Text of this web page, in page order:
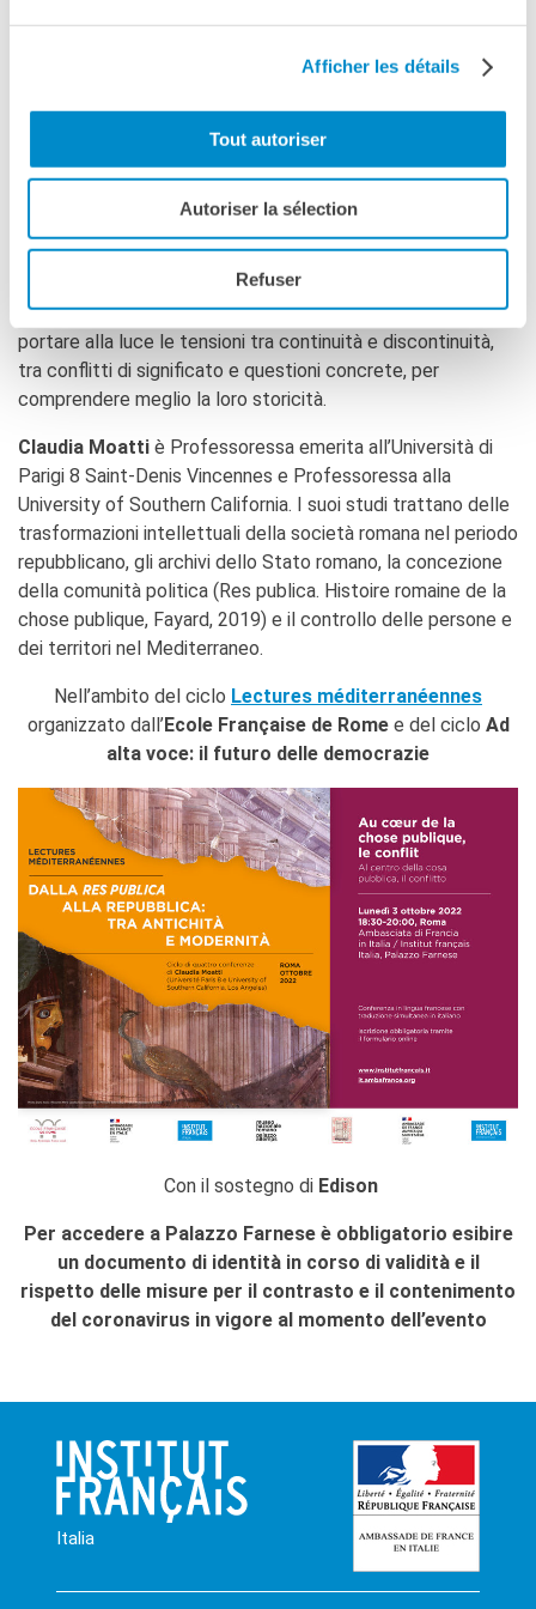
Afficher les détails
Tout autoriser
Autoriser la sélection
Refuser
delle cose che i cittadini hanno in comune e sulle quali
discutono o sono in conflitto. Si impone così una visione
orizzontale degli affari pubblici, in quanto risultato delle
interazioni tra i cittadini. Tuttavia, a partire dal II secolo a.C.,
questa concezione è stata messa in discussione e poi
superata da una visione verticale e sovraordinata della
sfera pubblica, posta al di sopra dei cittadini. Questa nuova
giuristi del Medioevo. Emergono così due concezioni, una di
tumulto e pluralità, l’altra di ordine e unità, di cui vedremo
l’immenso significato storico e teorico. Si tratterà quindi di
portare alla luce le tensioni tra continuità e discontinuità,
tra conflitti di significato e questioni concrete, per
comprendere meglio la loro storicità.
Claudia Moatti è Professoressa emerita all’Università di
Parigi 8 Saint-Denis Vincennes e Professoressa alla
University of Southern California. I suoi studi trattano delle
trasformazioni intellettuali della società romana nel periodo
repubblicano, gli archivi dello Stato romano, la concezione
della comunità politica (Res publica. Histoire romaine de la
chose publique, Fayard, 2019) e il controllo delle persone e
dei territori nel Mediterraneo.
Nell’ambito del ciclo Lectures méditerranéennes
organizzato dall’Ecole Française de Romee del ciclo Ad
alta voce: il futuro delle democrazie
Con il sostegno di Edison
Per accedere a Palazzo Farnese è obbligatorio esibire
un documento di identità in corso di validità e il
rispetto delle misure per il contrasto e il contenimento
del coronavirus in vigore al momento dell’evento
Italia